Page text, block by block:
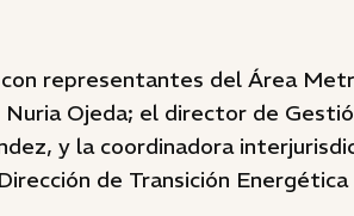
representantes del Área
Ojeda; el director de
y la coordinadora
de Transición